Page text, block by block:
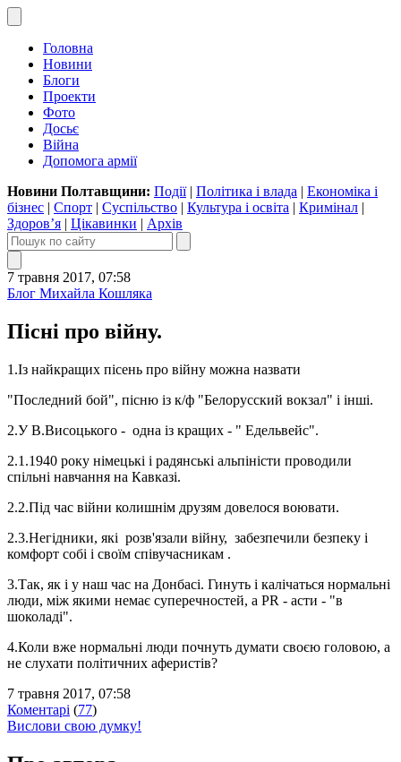
Головна
Новини
Блоги
Проекти
Фото
Досьє
Війна
Допомога армії
Новини Полтавщини: Події| Політика і влада | Економіка і
бізнес | Спорт | Суспільство | Культура і освіта | Кримінал |
Здоров’я | Цікавинки | Архів
7 травня 2017, 07:58
Блог Михайла Кошляка
Пісні про війну.
1.Із найкращих пісень про війну можна назвати
"Последний бой", пісню із к/ф "Белорусский вокзал" і інші.
2.У В.Висоцького - одна із кращих - " Едельвейс".
2.1.1940 року німецькі і радянські альпіністи проводили
спільні навчання на Кавказі.
2.2.Під час війни колишнім друзям довелося воювати.
2.3.Негідники, які розв'язали війну, забезпечили безпеку і
комфорт собі і своїм співучасникам .
3.Так, як і у наш час на Донбасі. Гинуть і калічаться нормальні
люди, між якими немає суперечностей, а PR - асти - "в
шоколаді".
4.Коли вже нормальні люди почнуть думати своєю головою, а
не слухати політичних аферистів?
7 травня 2017, 07:58
Коментарі (77)
Вислови свою думку!